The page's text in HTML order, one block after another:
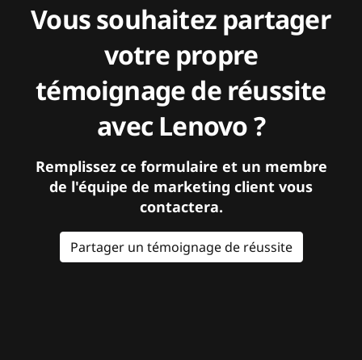
Vous souhaitez partager
votre propre
témoignage de réussite
avec Lenovo ?
Remplissez ce formulaire et un membre
de l'équipe de marketing client vous
contactera.
Partager un témoignage de réussite